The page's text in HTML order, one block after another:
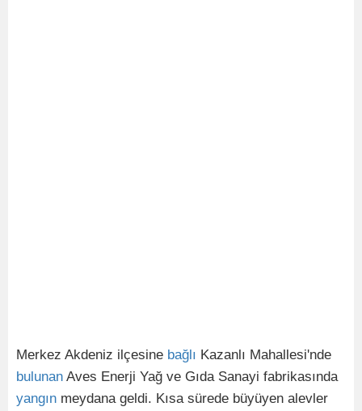
Merkez Akdeniz ilçesine bağlı Kazanlı Mahallesi'nde
bulunan Aves Enerji Yağ ve Gıda Sanayi fabrikasında
yangın meydana geldi. Kısa sürede büyüyen alevler